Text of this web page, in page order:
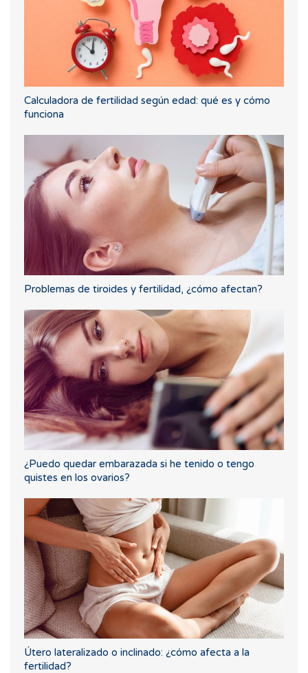
Calculadora de fertilidad según edad: qué es y cómo
funciona
Problemas de tiroides y fertilidad, ¿cómo afectan?
¿Puedo quedar embarazada si he tenido o tengo
quistes en los ovarios?
Útero lateralizado o inclinado: ¿cómo afecta a la
fertilidad?